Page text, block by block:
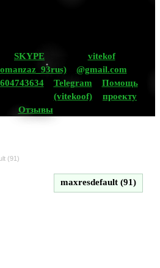
SKYPE
vitekof
@gmail.com
Telegram
(vitekoof)
Помощь
проекту
Отзывы
(91)
maxresdefault (91)